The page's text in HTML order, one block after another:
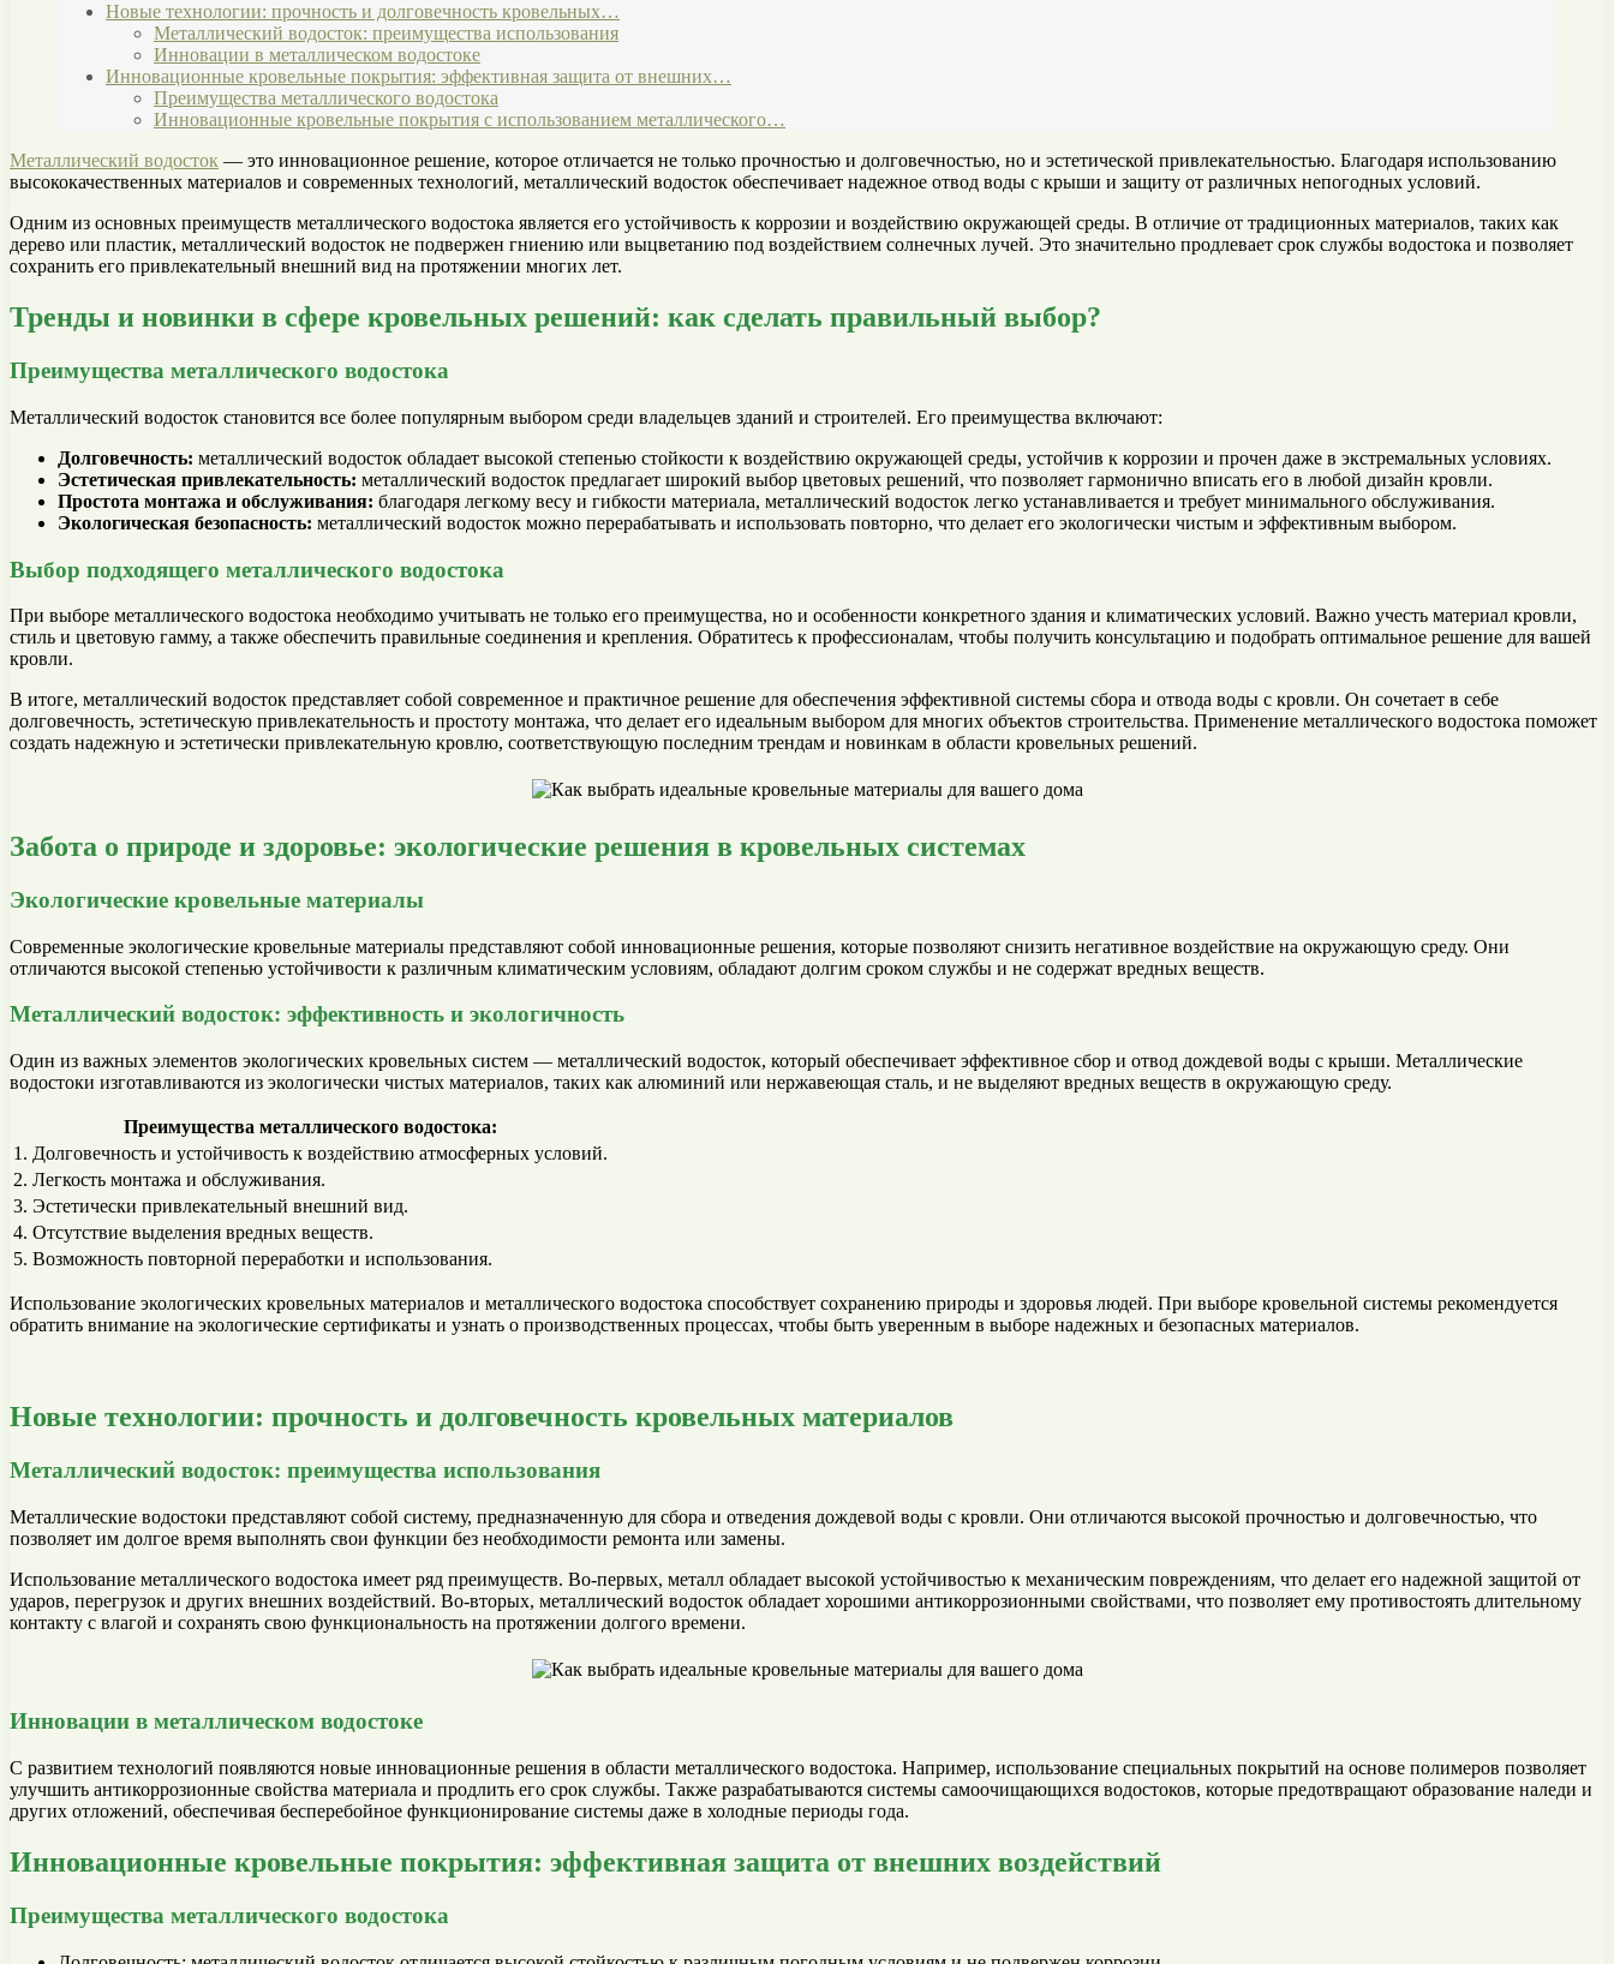
Новые технологии: прочность и долговечность кровельных…
Металлический водосток: преимущества использования
Инновации в металлическом водостоке
Инновационные кровельные покрытия: эффективная защита от внешних…
Преимущества металлического водостока
Инновационные кровельные покрытия с использованием металлического…
Металлический водосток — это инновационное решение, которое отличается не только прочностью и долговечностью, но и эстетической привлекательностью. Благодаря использованию
высококачественных материалов и современных технологий, металлический водосток обеспечивает надежное отвод воды с крыши и защиту от различных непогодных условий.
Одним из основных преимуществ металлического водостока является его устойчивость к коррозии и воздействию окружающей среды. В отличие от традиционных материалов, таких как
дерево или пластик, металлический водосток не подвержен гниению или выцветанию под воздействием солнечных лучей. Это значительно продлевает срок службы водостока и позволяет
сохранить его привлекательный внешний вид на протяжении многих лет.
Тренды и новинки в сфере кровельных решений: как сделать правильный выбор?
Преимущества металлического водостока
Металлический водосток становится все более популярным выбором среди владельцев зданий и строителей. Его преимущества включают:
Долговечность: металлический водосток обладает высокой степенью стойкости к воздействию окружающей среды, устойчив к коррозии и прочен даже в экстремальных условиях.
Эстетическая привлекательность: металлический водосток предлагает широкий выбор цветовых решений, что позволяет гармонично вписать его в любой дизайн кровли.
Простота монтажа и обслуживания: благодаря легкому весу и гибкости материала, металлический водосток легко устанавливается и требует минимального обслуживания.
Экологическая безопасность: металлический водосток можно перерабатывать и использовать повторно, что делает его экологически чистым и эффективным выбором.
Выбор подходящего металлического водостока
При выборе металлического водостока необходимо учитывать не только его преимущества, но и особенности конкретного здания и климатических условий. Важно учесть материал кровли,
стиль и цветовую гамму, а также обеспечить правильные соединения и крепления. Обратитесь к профессионалам, чтобы получить консультацию и подобрать оптимальное решение для вашей
кровли.
В итоге, металлический водосток представляет собой современное и практичное решение для обеспечения эффективной системы сбора и отвода воды с кровли. Он сочетает в себе
долговечность, эстетическую привлекательность и простоту монтажа, что делает его идеальным выбором для многих объектов строительства. Применение металлического водостока поможет
создать надежную и эстетически привлекательную кровлю, соответствующую последним трендам и новинкам в области кровельных решений.
Забота о природе и здоровье: экологические решения в кровельных системах
Экологические кровельные материалы
Современные экологические кровельные материалы представляют собой инновационные решения, которые позволяют снизить негативное воздействие на окружающую среду. Они
отличаются высокой степенью устойчивости к различным климатическим условиям, обладают долгим сроком службы и не содержат вредных веществ.
Металлический водосток: эффективность и экологичность
Один из важных элементов экологических кровельных систем — металлический водосток, который обеспечивает эффективное сбор и отвод дождевой воды с крыши. Металлические
водостоки изготавливаются из экологически чистых материалов, таких как алюминий или нержавеющая сталь, и не выделяют вредных веществ в окружающую среду.
Преимущества металлического водостока:
1. Долговечность и устойчивость к воздействию атмосферных условий.
2. Легкость монтажа и обслуживания.
3. Эстетически привлекательный внешний вид.
4. Отсутствие выделения вредных веществ.
5. Возможность повторной переработки и использования.
Использование экологических кровельных материалов и металлического водостока способствует сохранению природы и здоровья людей. При выборе кровельной системы рекомендуется
обратить внимание на экологические сертификаты и узнать о производственных процессах, чтобы быть уверенным в выборе надежных и безопасных материалов.
Новые технологии: прочность и долговечность кровельных материалов
Металлический водосток: преимущества использования
Металлические водостоки представляют собой систему, предназначенную для сбора и отведения дождевой воды с кровли. Они отличаются высокой прочностью и долговечностью, что
позволяет им долгое время выполнять свои функции без необходимости ремонта или замены.
Использование металлического водостока имеет ряд преимуществ. Во-первых, металл обладает высокой устойчивостью к механическим повреждениям, что делает его надежной защитой от
ударов, перегрузок и других внешних воздействий. Во-вторых, металлический водосток обладает хорошими антикоррозионными свойствами, что позволяет ему противостоять длительному
контакту с влагой и сохранять свою функциональность на протяжении долгого времени.
Инновации в металлическом водостоке
С развитием технологий появляются новые инновационные решения в области металлического водостока. Например, использование специальных покрытий на основе полимеров позволяет
улучшить антикоррозионные свойства материала и продлить его срок службы. Также разрабатываются системы самоочищающихся водостоков, которые предотвращают образование наледи и
других отложений, обеспечивая бесперебойное функционирование системы даже в холодные периоды года.
Инновационные кровельные покрытия: эффективная защита от внешних воздействий
Преимущества металлического водостока